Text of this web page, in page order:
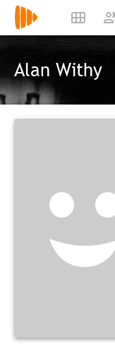
Alan Withy